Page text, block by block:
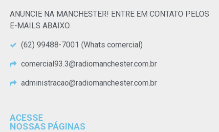
ANUNCIE NA MANCHESTER! ENTRE EM CONTATO PELOS
E-MAILS ABAIXO.
(62) 99488-7001 (Whats comercial)
comercial93.3@radiomanchester.com.br
administracao@radiomanchester.com.br
ACESSE
NOSSAS PÁGINAS